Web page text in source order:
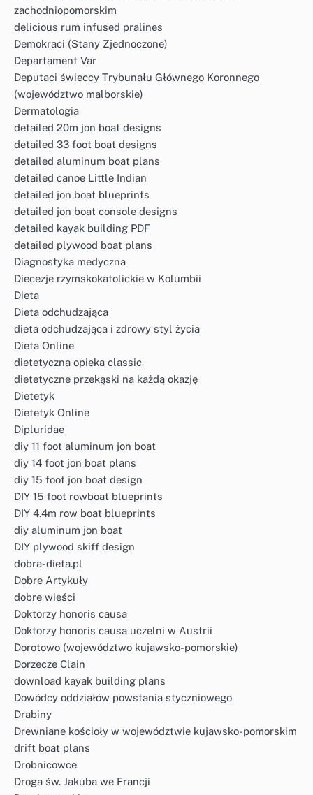
zachodniopomorskim
delicious rum infused pralines
Demokraci (Stany Zjednoczone)
Departament Var
Deputaci świeccy Trybunału Głównego Koronnego
(województwo malborskie)
Dermatologia
detailed 20m jon boat designs
detailed 33 foot boat designs
detailed aluminum boat plans
detailed canoe Little Indian
detailed jon boat blueprints
detailed jon boat console designs
detailed kayak building PDF
detailed plywood boat plans
Diagnostyka medyczna
Diecezje rzymskokatolickie w Kolumbii
Dieta
Dieta odchudzająca
dieta odchudzająca i zdrowy styl życia
Dieta Online
dietetyczna opieka classic
dietetyczne przekąski na każdą okazję
Dietetyk
Dietetyk Online
Dipluridae
diy 11 foot aluminum jon boat
diy 14 foot jon boat plans
diy 15 foot jon boat design
DIY 15 foot rowboat blueprints
DIY 4.4m row boat blueprints
diy aluminum jon boat
DIY plywood skiff design
dobra-dieta.pl
Dobre Artykuły
dobre wieści
Doktorzy honoris causa
Doktorzy honoris causa uczelni w Austrii
Dorotowo (województwo kujawsko-pomorskie)
Dorzecze Clain
download kayak building plans
Dowódcy oddziałów powstania styczniowego
Drabiny
Drewniane kościoły w województwie kujawsko-pomorskim
drift boat plans
Drobnicowce
Droga św. Jakuba we Francji